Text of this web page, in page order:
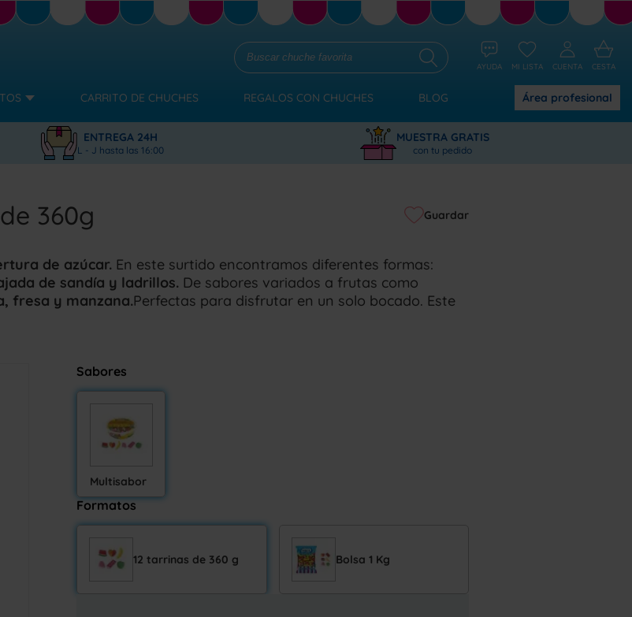
AYUDA MI LISTA CUENTA CESTA
CARRITO DE CHUCHES REGALOS CON CHUCHES BLOG Área profesional
ENTREGA 24H
L - J hasta las 16:00
MUESTRA GRATIS
con tu pedido
360g Guardar
de azúcar. En este surtido encontramos diferentes formas:
de sandía y ladrillos. De sabores variados a frutas como
fresa y manzana.Perfectas para disfrutar en un solo bocado. Este
Sabores
Multisabor
Formatos
12 tarrinas de 360 g Bolsa 1 Kg